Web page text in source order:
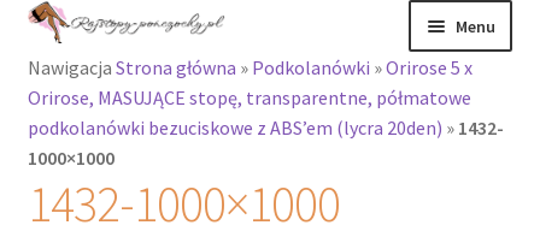
Przejdź
nawigacji
Przejdź
treści
Menu
Rajstopy
Rozwiń
menu
potomne
Rajstopy Orirose
Pończochy i
Nawigacja Strona główna » Podkolanówki »Orirose 5 x
Orirose, MASUJĄCE stopę, transparentne, półmatowe
podkolanówki bezuciskowe z ABS’em (lycra 20den) » 1432-
1000×1000
1432-1000×1000